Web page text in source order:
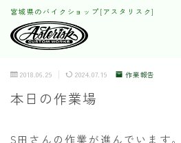
宮城県のバイクショップ[アスタリスク]
2018.06.29 2024.07.19 作業報告
本日の作業場
S田さんの作業が進んでいます。